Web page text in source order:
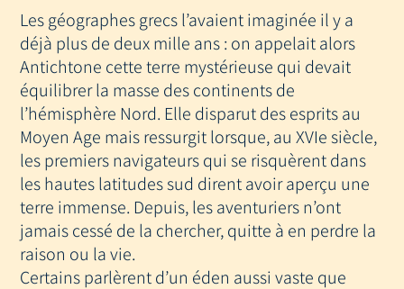
RENDAIT
FOU
Les géographes grecs l’avaient imaginée il y a
déjà plus de deux mille ans : on appelait alors
Antichtone cette terre mystérieuse qui devait
équilibrer la masse des continents de
l’hémisphère Nord. Elle disparut des esprits au
Moyen Age mais ressurgit lorsque, au XVIe siècle,
les premiers navigateurs qui se risquèrent dans
les hautes latitudes sud dirent avoir aperçu une
terre immense. Depuis, les aventuriers n’ont
jamais cessé de la chercher, quitte à en perdre la
raison ou la vie.
Certains parlèrent d’un éden aussi vaste que